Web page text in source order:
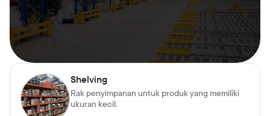
Shelving
Rak penyimpanan untuk produk yang memiliki
ukuran kecil.